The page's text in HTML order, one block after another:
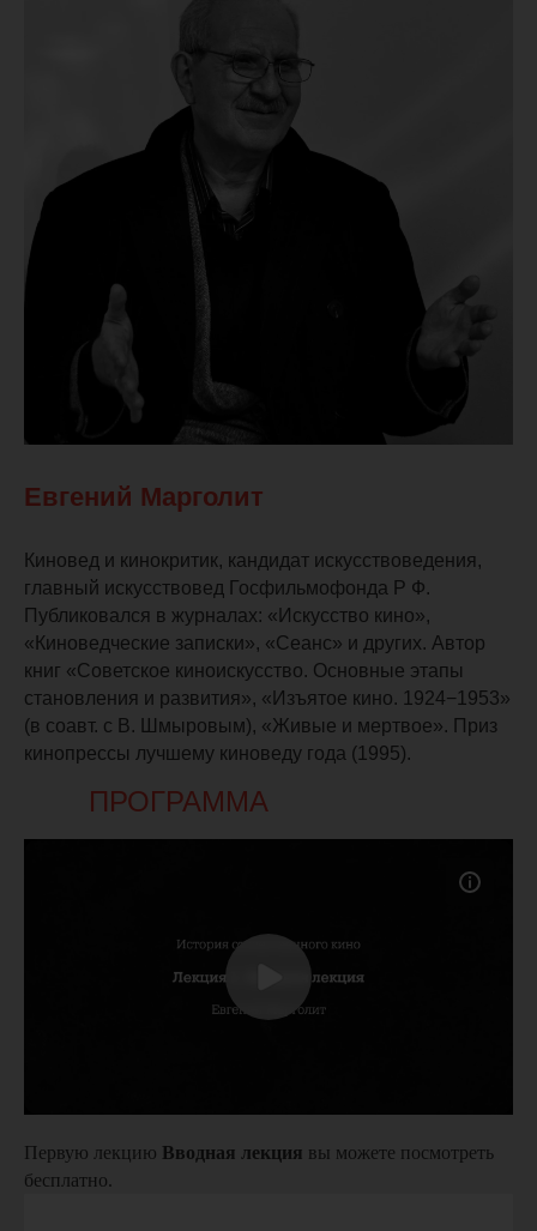
Евгений Марголит
Киновед и кинокритик, кандидат искусствоведения,
главный искусствовед Госфильмофонда Р Ф.
Публиковался в журналах: «Искусство кино»,
«Киноведческие записки», «Сеанс» и других. Автор
книг «Советское киноискусство. Основные этапы
становления и развития», «Изъятое кино. 1924−1953»
(в соавт. с В. Шмыровым), «Живые и мертвое». Приз
кинопрессы лучшему киноведу года (1995).
ПРОГРАММА
Первую лекцию Вводная лекция вы можете посмотреть
бесплатно.